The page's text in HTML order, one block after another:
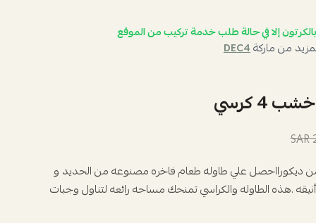
إلا في حالة طلب خدمة تركيب من الموقع
من ماركةDEC4
4 كرسي
ديكورااحصل علي طاوله طعام فاخره مصنوعه من الحديد و
4 كرسي أنيقه .هذه الطاوله والكراسي تمنحك مساحه رائعه لتناول وجبات